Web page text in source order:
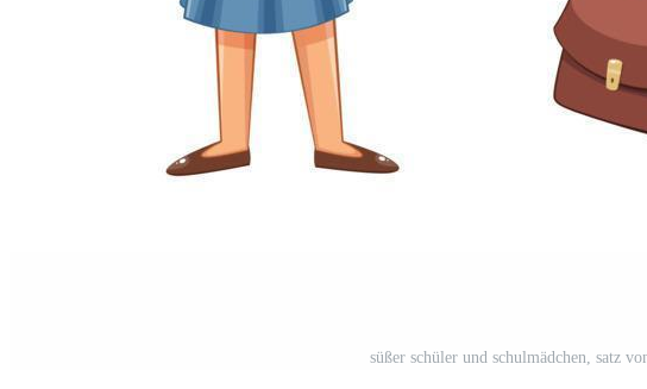
süßer schüler und schulmädchen, satz